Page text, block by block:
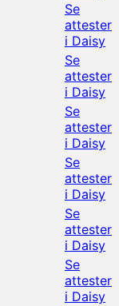
Se
attester
i Daisy
Se
attester
i Daisy
Se
attester
i Daisy
Se
attester
i Daisy
Se
attester
i Daisy
Se
attester
i Daisy